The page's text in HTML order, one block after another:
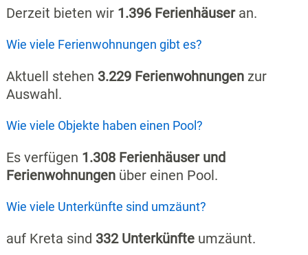
Derzeit bieten wir 1.396 Ferienhäuser an.
Wie viele Ferienwohnungen gibt es?
Aktuell stehen 3.229 Ferienwohnungen zur
Auswahl.
Wie viele Objekte haben einen Pool?
Es verfügen 1.308 Ferienhäuser und
Ferienwohnungen über einen Pool.
Wie viele Unterkünfte sind umzäunt?
auf Kreta sind 332 Unterkünfte umzäunt.